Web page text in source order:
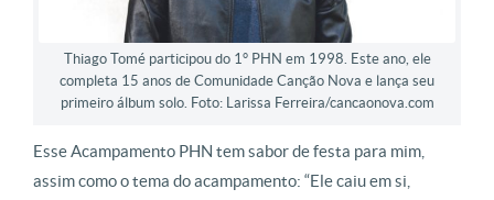
Thiago Tomé participou do 1° PHN em 1998. Este ano, ele
completa 15 anos de Comunidade Canção Nova e lança seu
primeiro álbum solo. Foto: Larissa Ferreira/cancaonova.com
Esse Acampamento PHN tem sabor de festa para mim,
assim como o tema do acampamento: “Ele caiu em si,